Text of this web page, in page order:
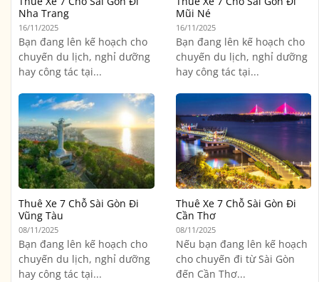
Nha Trang
16/11/2025
Bạn đang lên kế hoạch cho
chuyến du lịch, nghỉ dưỡng
hay công tác tại...
Mũi Né
16/11/2025
Bạn đang lên kế hoạch cho
chuyến du lịch, nghỉ dưỡng
hay công tác tại...
Thuê Xe 7 Chỗ Sài Gòn Đi
Vũng Tàu
08/11/2025
Bạn đang lên kế hoạch cho
chuyến du lịch, nghỉ dưỡng
hay công tác tại...
Thuê Xe 7 Chỗ Sài Gòn Đi
Cần Thơ
08/11/2025
Nếu bạn đang lên kế hoạch
cho chuyến đi từ Sài Gòn
đến Cần Thơ...